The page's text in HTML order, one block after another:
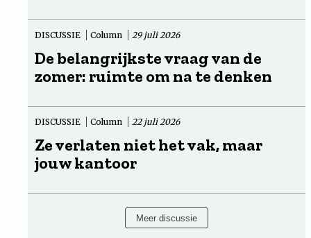
DISCUSSIE Column 29 juli 2026
De belangrijkste vraag van de
zomer: ruimte om na te denken
DISCUSSIE Column 22 juli 2026
Ze verlaten niet het vak, maar
jouw kantoor
Meer discussie